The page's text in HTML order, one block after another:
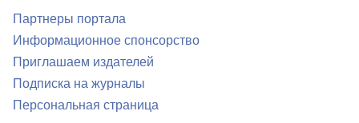
Партнеры портала
Информационное спонсорство
Приглашаем издателей
Подписка на журналы
Персональная страница